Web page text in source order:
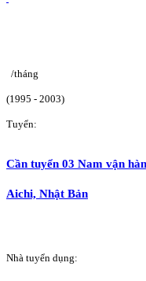
/tháng
(1995 - 2003)
Tuyển:
Cần tuyển 03 Nam vận
Aichi, Nhật Bản
Nhà tuyển dụng: